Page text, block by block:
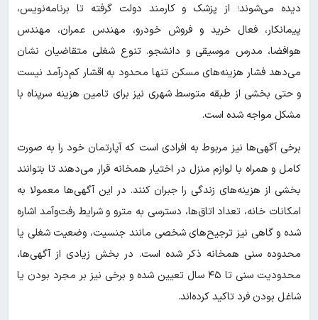
دیده می‌شوند؛ از پزشک و کارمند دولت گرفته تا برنامه‌نویس،
پیمانکار، فعال خرید و فروش خودرو، مهندس عمران، مهندس
هوافضا، مدرس موسیقی و دانشجو. تنوع شغلی متقاضیان نشان
می‌دهد فشار هزینه‌های مسکن تنها محدود به اقشار کم‌درآمد نیست
و حتی بخشی از طبقه متوسط شهری نیز برای تامین هزینه سرپناه با
مشکل مواجه شده است.
برخی آگهی‌ها نیز مربوط به افرادی است که آپارتمان خود را به صورت
کامل و همراه با لوازم منزل در اختیار همخانه قرار می‌دهند تا بتوانند
بخشی از هزینه‌های زندگی را جبران کنند. در این آگهی‌ها معمولا به
امکانات خانه، تعداد اتاق‌ها، دسترسی به مترو و شرایط رفت‌وآمد اشاره
شده و گاهی نیز ترجیح‌های شخصی مانند جنسیت، وضعیت شغلی یا
محدوده سنی همخانه ذکر شده است. در بخش زیادی از آگهی‌ها،
محدودیت سنی تا ۴۵ سال تعیین شده و برخی نیز بر مجرد بودن یا
شاغل بودن فرد تاکید کرده‌اند.